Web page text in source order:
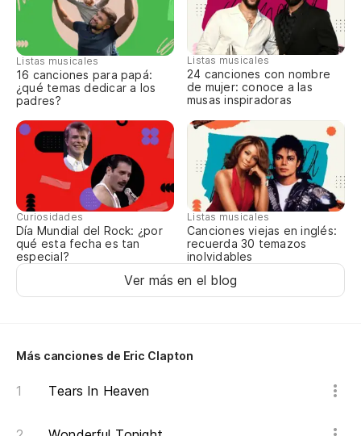
Listas musicales
16 canciones para papá:
¿qué temas dedicar a los
padres?
Listas musicales
24 canciones con nombre
de mujer: conoce a las
musas inspiradoras
Curiosidades
Día Mundial del Rock: ¿por
qué esta fecha es tan
especial?
Listas musicales
Canciones viejas en inglés:
recuerda 30 temazos
inolvidables
Ver más en el blog
Más canciones de Eric Clapton
Tears In Heaven